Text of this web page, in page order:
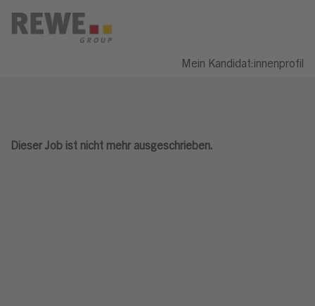
Mein Kandidat:innenprofil
Dieser Job ist nicht mehr ausgeschrieben.